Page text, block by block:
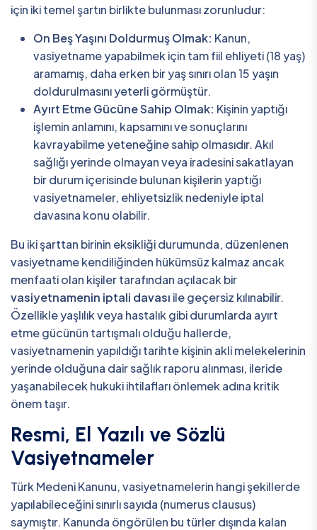
için iki temel şartın birlikte bulunması zorunludur:
On Beş Yaşını Doldurmuş Olmak: Kanun,
vasiyetname yapabilmek için tam fiil ehliyeti (18 yaş)
aramamış, daha erken bir yaş sınırı olan 15 yaşın
doldurulmasını yeterli görmüştür.
Ayırt Etme Gücüne Sahip Olmak: Kişinin yaptığı
işlemin anlamını, kapsamını ve sonuçlarını
kavrayabilme yeteneğine sahip olmasıdır. Akıl
sağlığı yerinde olmayan veya iradesini sakatlayan
bir durum içerisinde bulunan kişilerin yaptığı
vasiyetnameler, ehliyetsizlik nedeniyle iptal
davasına konu olabilir.
Bu iki şarttan birinin eksikliği durumunda, düzenlenen
vasiyetname kendiliğinden hükümsüz kalmaz ancak
menfaati olan kişiler tarafından açılacak bir
vasiyetnamenin iptali davası ile geçersiz kılınabilir.
Özellikle yaşlılık veya hastalık gibi durumlarda ayırt
etme gücünün tartışmalı olduğu hallerde,
vasiyetnamenin yapıldığı tarihte kişinin akli melekelerinin
yerinde olduğuna dair sağlık raporu alınması, ileride
yaşanabilecek hukuki ihtilafları önlemek adına kritik
önem taşır.
Resmi, El Yazılı ve Sözlü
Vasiyetnameler
Türk Medeni Kanunu, vasiyetnamelerin hangi şekillerde
yapılabileceğini sınırlı sayıda (numerus clausus)
saymıştır. Kanunda öngörülen bu türler dışında kalan